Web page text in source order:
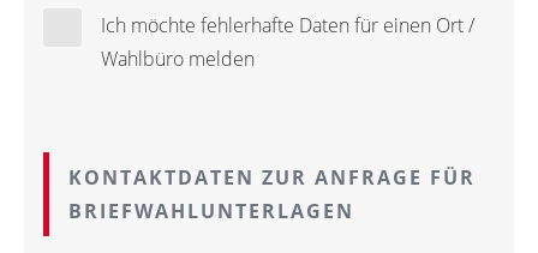
Ich möchte fehlerhafte Daten für einen Ort /
Wahlbüro melden
KONTAKTDATEN ZUR ANFRAGE FÜR
BRIEFWAHLUNTERLAGEN